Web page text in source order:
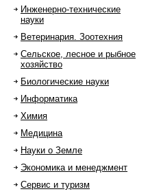
Инженерно-технические
науки
Ветеринария. Зоотехния
Сельское, лесное и рыбное
хозяйство
Биологические науки
Информатика
Химия
Медицина
Науки о Земле
Экономика и менеджмент
Сервис и туризм